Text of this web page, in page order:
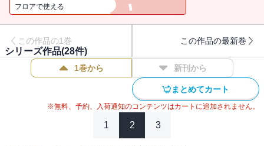
フロアで使える
この作品の1巻 この作品の最新巻
シリーズ作品(28件)
1巻から 新刊から
まとめてカート
※無料、予約、入荷通知のコンテンツはカートに追加されません。
1 2 3